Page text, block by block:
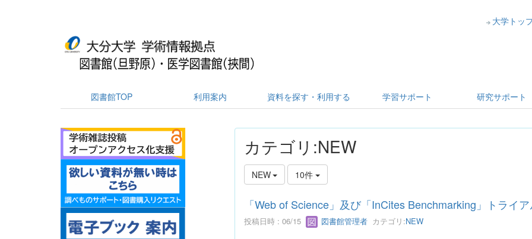
大学トッ
図書館TOP 利用案内 資料を探す・利用する 学習サポート 研究サポート
カテゴリ:NEW
NEW 10件
「Web of Science」及び「InCites Benchmarking」トライ
投稿日時 : 06/15 図書館管理者カテゴリ:NEW